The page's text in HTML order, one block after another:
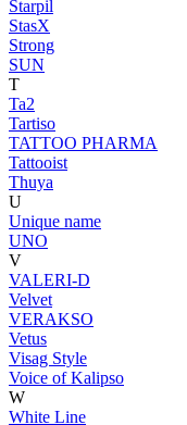
Starpil
StasX
Strong
SUN
T
Ta2
Tartiso
TATTOO PHARMA
Tattooist
Thuya
U
Unique name
UNO
V
VALERI-D
Velvet
VERAKSO
Vetus
Visag Style
Voice of Kalipso
W
White Line